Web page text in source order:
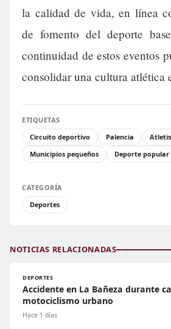
la calidad de vida, en línea
de fomento del deporte
continuidad de estos eventos
consolidar una cultura atlética
ETIQUETAS
Circuito deportivo
Palencia
Municipios pequeños
Deporte popular
CATEGORÍA
Deportes
NOTICIAS RELACIONADAS
DEPORTES
Accidente en La Bañeza durante
motociclismo urbano
Hace 1 días